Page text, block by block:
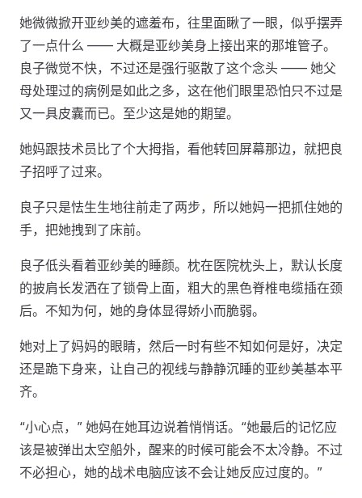
她微微掀开亚纱美的遮羞布，往里面瞅了一眼，似乎摆弄
了一点什么 —— 大概是亚纱美身上接出来的那堆管子。
良子微觉不快，不过还是强行驱散了这个念头 —— 她父
母处理过的病例是如此之多，这在他们眼里恐怕只不过是
又一具皮囊而已。至少这是她的期望。
她妈跟技术员比了个大拇指，看他转回屏幕那边，就把良
子招呼了过来。
良子只是怯生生地往前走了两步，所以她妈一把抓住她的
手，把她拽到了床前。
良子低头看着亚纱美的睡颜。枕在医院枕头上，默认长度
的披肩长发洒在了锁骨上面，粗大的黑色脊椎电缆插在颈
后。不知为何，她的身体显得娇小而脆弱。
她对上了妈妈的眼睛，然后一时有些不知如何是好，决定
还是跪下身来，让自己的视线与静静沉睡的亚纱美基本平
齐。
“小心点，” 她妈在她耳边说着悄悄话。“她最后的记忆应
该是被弹出太空船外，醒来的时候可能会不太冷静。不过
不必担心，她的战术电脑应该不会让她反应过度的。”